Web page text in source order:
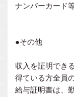
ナンバーカード等
●その他
収入を証明でき
得ている方全員
給与証明書は、